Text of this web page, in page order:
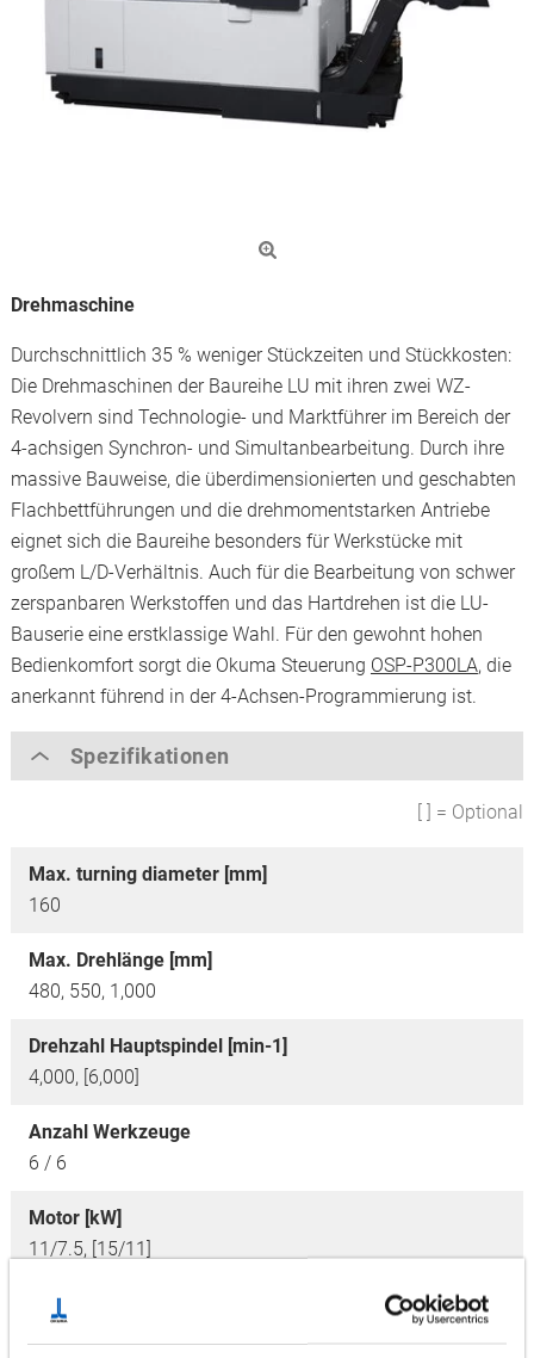
Drehmaschine
Durchschnittlich 35 % weniger Stückzeiten und Stückkosten:
Die Drehmaschinen der Baureihe LU mit ihren zwei WZ-
Revolvern sind Technologie- und Marktführer im Bereich der
4-achsigen Synchron- und Simultanbearbeitung. Durch ihre
massive Bauweise, die überdimensionierten und geschabten
Flachbettführungen und die drehmomentstarken Antriebe
eignet sich die Baureihe besonders für Werkstücke mit
großem L/D-Verhältnis. Auch für die Bearbeitung von schwer
zerspanbaren Werkstoffen und das Hartdrehen ist die LU-
Bauserie eine erstklassige Wahl. Für den gewohnt hohen
Bedienkomfort sorgt die Okuma Steuerung OSP-P300LA, die
anerkannt führend in der 4-Achsen-Programmierung ist.
Spezifikationen
[ ] = Optional
Max. turning diameter [mm]
160
Max. Drehlänge [mm]
480, 550, 1,000
Drehzahl Hauptspindel [min-1]
4,000, [6,000]
Anzahl Werkzeuge
6 / 6
Motor [kW]
11/7.5, [15/11]
Optionen